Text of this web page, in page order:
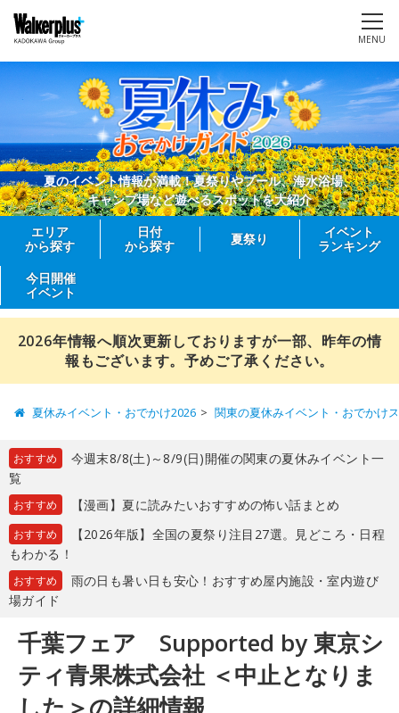
MENU
夏のイベント情報が満載！夏祭りやプール、海水浴場、
キャンプ場など遊べるスポットを大紹介
エリア
から探す
日付
から探す
夏祭り
イベント
ランキング
今日開催
イベント
2026年情報へ順次更新しておりますが一部、昨年の情
報もございます。予めご了承ください。
夏休みイベント・おでかけ2026 関東の夏休みイベント・おでかけ
おすすめ
今週末8/8(土)～8/9(日)開催の関東の夏休みイベント一
覧
おすすめ 【漫画】夏に読みたいおすすめの怖い話まとめ
おすすめ
【2026年版】全国の夏祭り注目27選。見どころ・日程
もわかる！
おすすめ
雨の日も暑い日も安心！おすすめ屋内施設・室内遊び
場ガイド
千葉フェア Supported by 東京シ
ティ青果株式会社 ＜中止となりま
した＞の詳細情報